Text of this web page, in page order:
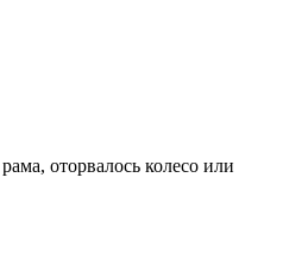
оторвалось колесо или